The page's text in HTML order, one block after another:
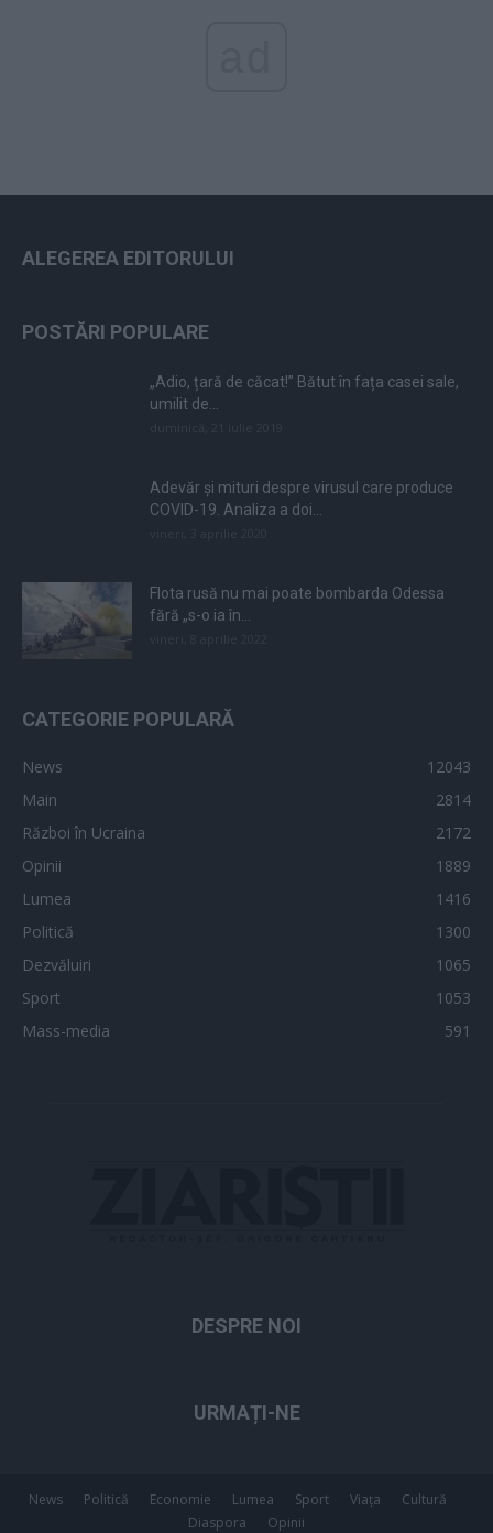
ALEGEREA EDITORULUI
POSTĂRI POPULARE
„Adio, țară de căcat!” Bătut în fața casei sale,
umilit de...
Adevăr și mituri despre virusul care produce
COVID-19. Analiza a doi...
Flota rusă nu mai poate bombarda Odessa
fără „s-o ia în...
CATEGORIE POPULARĂ
News
12043
Main
2814
Război în Ucraina
2172
Opinii
1889
Lumea
1416
Politică
1300
Dezvăluiri
1065
Sport
1053
Mass-media
591
DESPRE NOI
URMAȚI-NE
News Politică Economie Lumea Sport Viața
Cultură
Diaspora
Opinii